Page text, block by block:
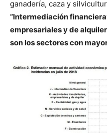
ganadería, caza y
“Intermediación
empresariales y de
son los sectores con